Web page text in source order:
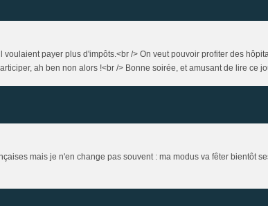
payer plus d'impôts.<br /> On veut pouvoir profiter des
ah ben non alors !<br /> Bonne soirée, et amusant de lire ce
mais je n'en change pas souvent : ma modus va fêter bientôt